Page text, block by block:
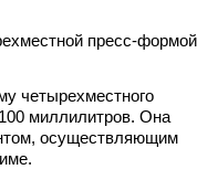
четырехместного
миллилитров. Она
осуществляющим